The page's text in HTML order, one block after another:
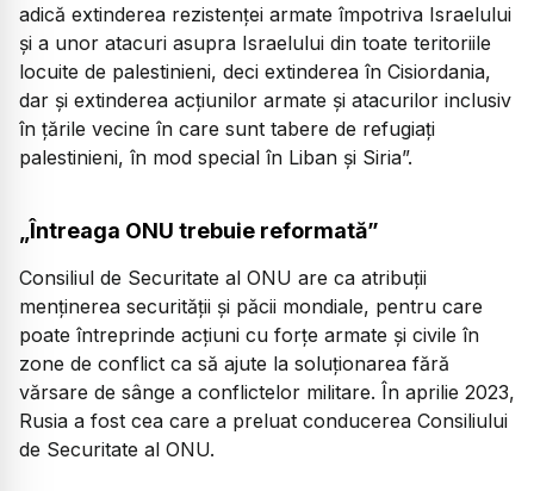
adică extinderea rezistenței armate împotriva Israelului
și a unor atacuri asupra Israelului din toate teritoriile
locuite de palestinieni, deci extinderea în Cisiordania,
dar și extinderea acțiunilor armate și atacurilor inclusiv
în țările vecine în care sunt tabere de refugiați
palestinieni, în mod special în Liban și Siria”.
„Întreaga ONU trebuie reformată”
Consiliul de Securitate al ONU are ca atribuții
menținerea securității și păcii mondiale, pentru care
poate întreprinde acțiuni cu forțe armate și civile în
zone de conflict ca să ajute la soluționarea fără
vărsare de sânge a conflictelor militare. În aprilie 2023,
Rusia a fost cea care a preluat conducerea Consiliului
de Securitate al ONU.